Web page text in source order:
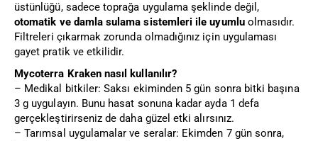
üstünlüğü, sadece toprağa uygulama şeklinde değil,
otomatik ve damla sulama sistemleri ile uyumluolmasıdır.
Filtreleri çıkarmak zorunda olmadığınız için uygulaması
gayet pratik ve etkilidir.
Mycoterra Kraken nasıl kullanılır?
– Medikal bitkiler: Saksı ekiminden 5 gün sonra bitki başına
3 g uygulayın. Bunu hasat sonuna kadar ayda 1 defa
gerçekleştirirseniz de daha güzel etki alırsınız.
– Tarımsal uygulamalar ve seralar: Ekimden 7 gün sonra,